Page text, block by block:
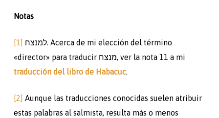
Notas
[1]
«director» para traducir מנצח, ver la nota 11 a mi
traducción del libro de Habacuc.
[2] Aunque las traducciones conocidas suelen atribuir
estas palabras al salmista, resulta más o menos